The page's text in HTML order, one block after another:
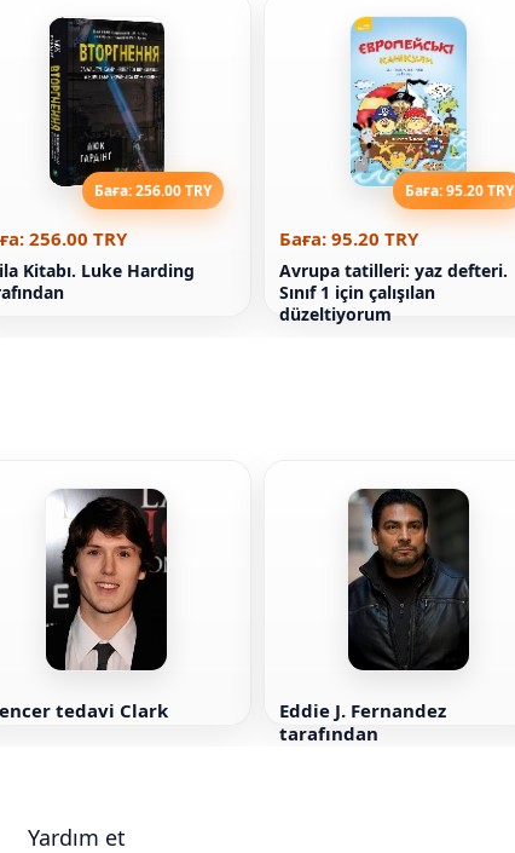
Баға: 256.00 TRY
256.00 TRY
Kitabı. Luke Harding
Баға: 95.20 TRY
Баға: 95.20 TRY
Avrupa tatilleri: yaz defteri.
Sınıf 1 için çalışılan
düzeltiyorum
tedavi Clark
Eddie J. Fernandez
tarafından
Yardım et